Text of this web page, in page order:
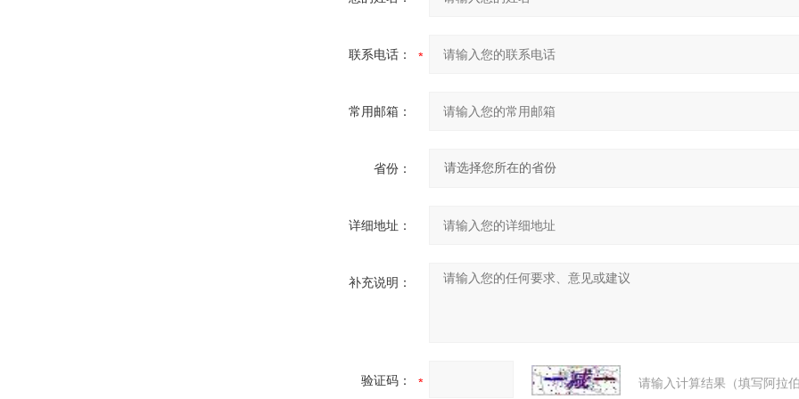
联系电话：
常用邮箱：
省份：
详细地址：
补充说明：
验证码： 请输入计算结果（填写阿拉